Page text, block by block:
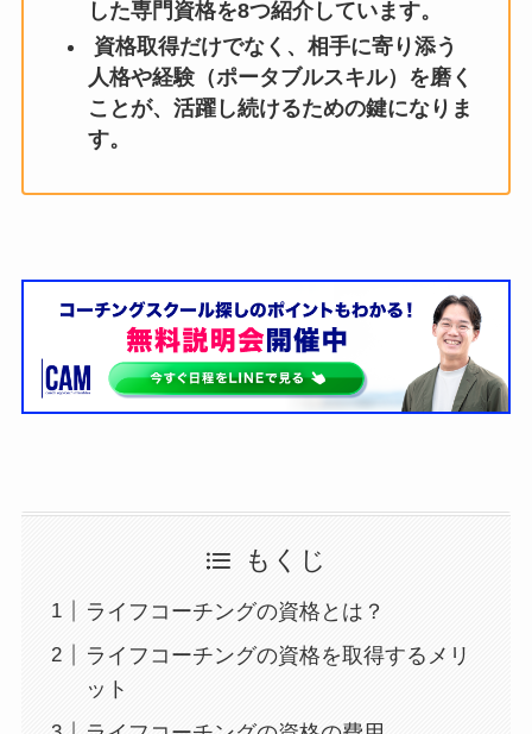
した専門資格を8つ紹介しています。
資格取得だけでなく、相手に寄り添う
人格や経験（ポータブルスキル）を磨く
ことが、活躍し続けるための鍵になりま
す。
もくじ
ライフコーチングの資格とは？
ライフコーチングの資格を取得するメリ
ット